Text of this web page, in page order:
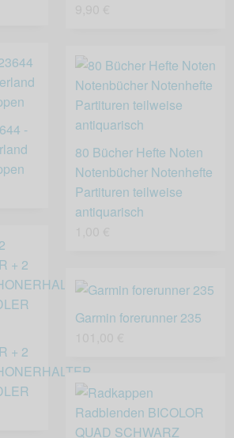
-
80 Bücher Hefte Noten
Notenbücher Notenhefte
Partituren teilweise
antiquarisch
+ 2
Garmin forerunner 235